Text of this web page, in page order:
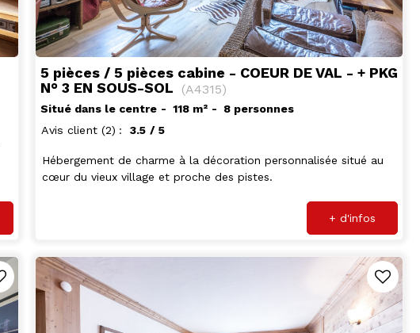
5 pièces / 5 pièces cabine - COEUR DE VAL - + PKG
N° 3 EN SOUS-SOL
(A4315)
Situé dans le centre 118 m²
8 personnes
Avis client (2) 3.5 / 5
Hébergement de charme à la décoration personnalisée situé au
cœur du vieux village et proche des pistes.
+ d'infos